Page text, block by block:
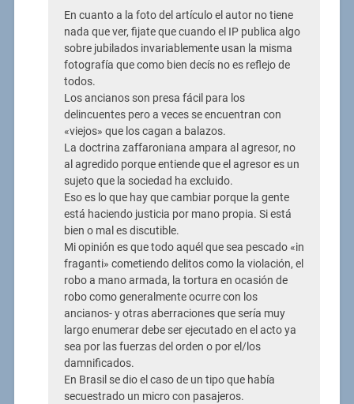
En cuanto a la foto del artículo el autor no tiene
nada que ver, fijate que cuando el IP publica algo
sobre jubilados invariablemente usan la misma
fotografía que como bien decís no es reflejo de
todos.
Los ancianos son presa fácil para los
delincuentes pero a veces se encuentran con
«viejos» que los cagan a balazos.
La doctrina zaffaroniana ampara al agresor, no
al agredido porque entiende que el agresor es un
sujeto que la sociedad ha excluido.
Eso es lo que hay que cambiar porque la gente
está haciendo justicia por mano propia. Si está
bien o mal es discutible.
Mi opinión es que todo aquél que sea pescado «in
fraganti» cometiendo delitos como la violación, el
robo a mano armada, la tortura en ocasión de
robo como generalmente ocurre con los
ancianos- y otras aberraciones que sería muy
largo enumerar debe ser ejecutado en el acto ya
sea por las fuerzas del orden o por el/los
damnificados.
En Brasil se dio el caso de un tipo que había
secuestrado un micro con pasajeros.